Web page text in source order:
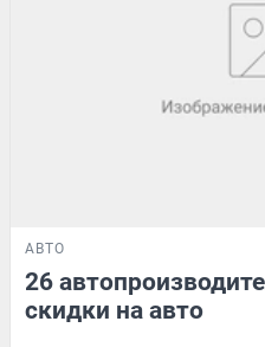
АВТО
26
скидки на авто